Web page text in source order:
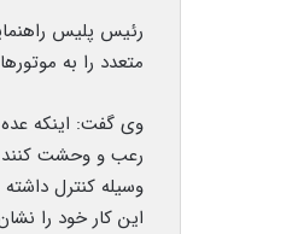
رئیس پلیس
متعدد را به
وی گفت: اینکه
رعب و وحشت کنند
وسیله کنترل
این کار خود را